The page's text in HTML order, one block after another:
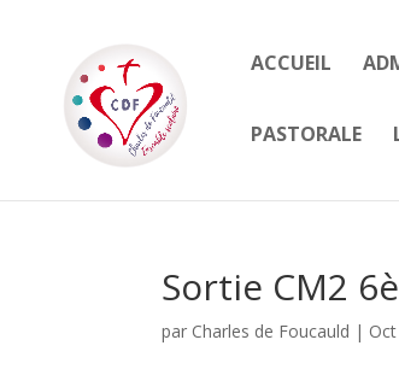
ACCUEIL
PASTORALE
Sortie CM2
par Charles de Foucauld |